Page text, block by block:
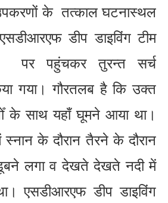
के तत्काल घटनास्थल
डीप डाइविंग टीम
पर पहुंचकर तुरन्त सर्च
गया। गौरतलब है कि उक्त
के साथ यहाँ घूमने आया था।
के दौरान तैरने के दौरान
लगा व देखते देखते नदी में
एसडीआरएफ डीप डाइविंग